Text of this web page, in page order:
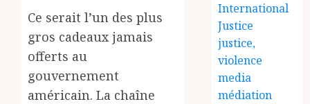
Ce serait l’un des plus
gros cadeaux jamais
offerts au
gouvernement
américain. La chaîne
International
Justice
justice,
violence
media
médiation